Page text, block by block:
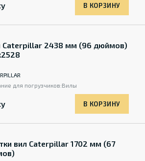
В КОРЗИНУ
Caterpillar 2438 мм (96 дюймов)
для погрузчиков:Вилы
В КОРЗИНУ
вил Caterpillar 1702 мм (67